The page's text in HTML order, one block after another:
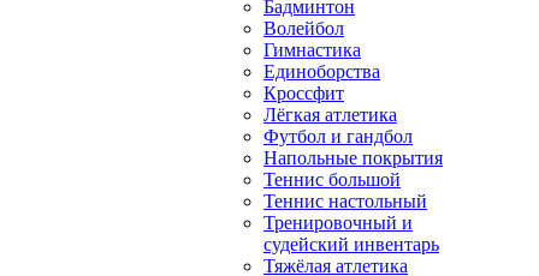
Бадминтон
Волейбол
Гимнастика
Единоборства
Кроссфит
Лёгкая атлетика
Футбол и гандбол
Напольные покрытия
Теннис большой
Теннис настольный
Тренировочный и
судейский инвентарь
Тяжёлая атлетика